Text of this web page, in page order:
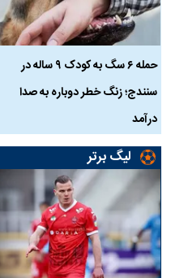
حمله ۶ سگ به کودک ۹ ساله در
سنندج؛ زنگ خطر دوباره به صدا
درآمد
لیگ برتر